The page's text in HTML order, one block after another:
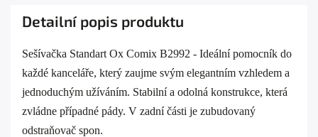
Detailní popis produktu
Sešívačka Standart Ox Comix B2992 - Ideální pomocník do
každé kanceláře, který zaujme svým elegantním vzhledem a
jednoduchým užíváním. Stabilní a odolná konstrukce, která
zvládne případné pády. V zadní části je zubudovaný
odstraňovač spon.